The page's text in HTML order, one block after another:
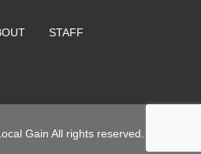
STAFF
Gain All rights reserved.